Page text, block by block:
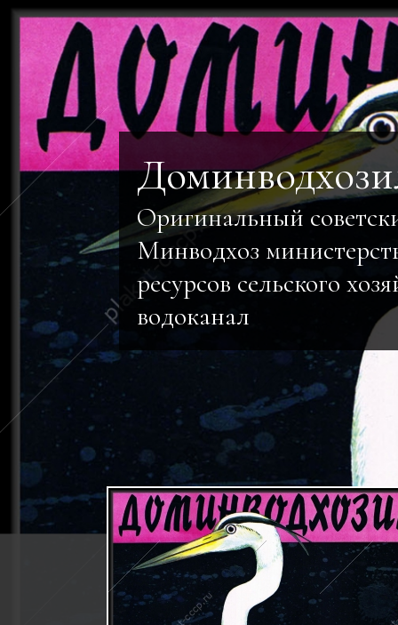
Оригинальный
Минводхоз
ресурсов сельского
водоканал